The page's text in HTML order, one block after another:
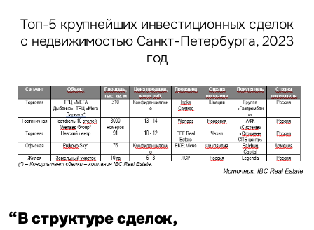
Топ-5 крупнейших инвестиционных сделок
с недвижимостью Санкт-Петербурга, 2023
год
“В структуре сделок,